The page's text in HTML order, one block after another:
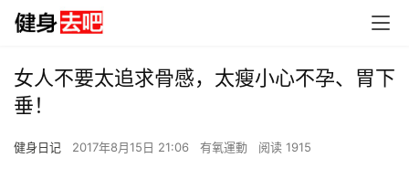
女人不要太追求骨感，太瘦小心不孕、胃下
垂！
健身日记 2017年8月15日 21:06 有氧運動 阅读 1915